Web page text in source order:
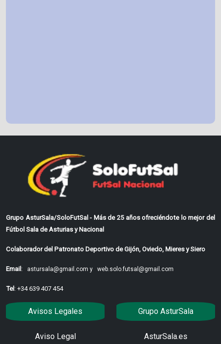
Grupo AsturSala/SoloFutSal - Más de 25 años ofreciéndote lo mejor del
Fútbol Sala de Asturias y Nacional
Colaborador del Patronato Deportivo de Gijón, Oviedo, Mieres y Siero
Email: astursala@gmail.com y web.solo.futsal@gmail.com
Tel: +34 639 407 454
Avisos Legales
Aviso Legal
Grupo AsturSala
AsturSala.es